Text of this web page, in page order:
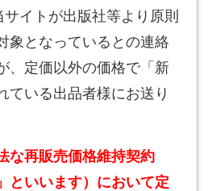
イトが出版社等より原則
象となっているとの連絡
、定価以外の価格で「新
ている出品者様にお送り
な再販売価格維持契約
といいます）において定